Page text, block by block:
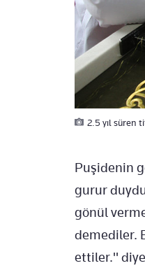
2.5 yıl süren
Puşidenin
gurur
gönül
demediler.
ettiler."